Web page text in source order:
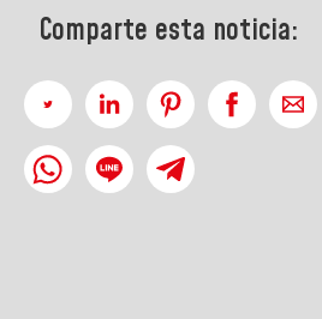
Comparte esta noticia: